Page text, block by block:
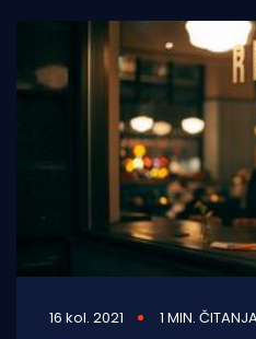
16 kol. 2021 1 MIN.